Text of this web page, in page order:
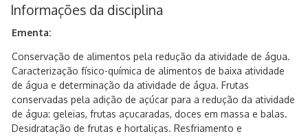
Informações da disciplina
Ementa:
Conservação de alimentos pela redução da atividade de água.
Caracterização físico-química de alimentos de baixa atividade
de água e determinação da atividade de água. Frutas
conservadas pela adição de açúcar para a redução da atividade
de água: geleias, frutas açucaradas, doces em massa e balas.
Desidratação de frutas e hortaliças. Resfriamento e